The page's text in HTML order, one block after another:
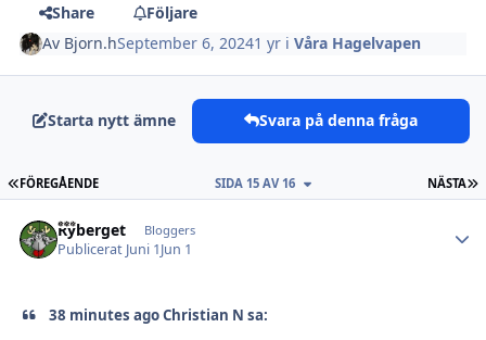
Share
Följare
Av Bjorn.hSeptember 6, 20241 yr iVåra Hagelvapen
Starta nytt ämne Svara på denna fråga
FÖRSTA SIDAN
FÖREGÅENDE NÄSTA
SIDA 15 AV 16
Ryberget Bloggers
Publicerat Juni 1Jun 1
38 minutes ago Christian N sa: